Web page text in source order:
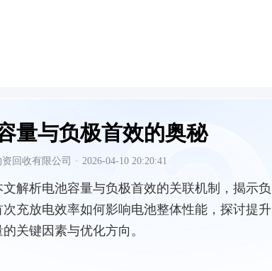
量与负极首效的奥秘
回收有限公司 · 2026-04-10 20:20:41
文解析电池容量与负极首效的关联机制，揭示负
次充放电效率如何影响电池整体性能，探讨提升
关键因素与优化方向。